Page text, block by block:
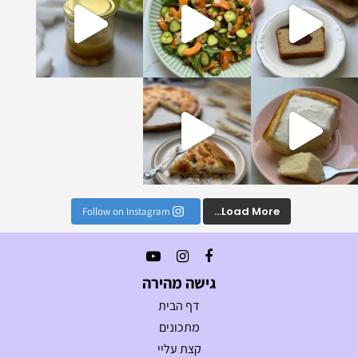
הכי טעימים וקלים
Load More...
Follow on Instagram
גישה מהירה
דף הבית
מתכונים
קצת עליי